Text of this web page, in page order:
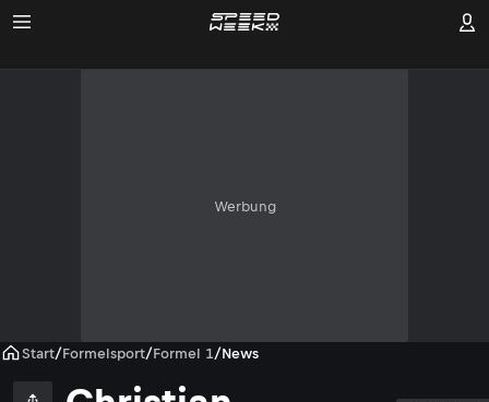
Werbung
Start/Formelsport/Formel 1/News